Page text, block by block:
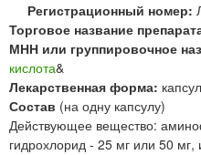
Регистрационный номер:
Торговое название
МНН или группировочное
кислота&
Лекарственная форма:
Состав (на одну капсулу)
Действующее вещество:
гидрохлорид - 25 мг или 50